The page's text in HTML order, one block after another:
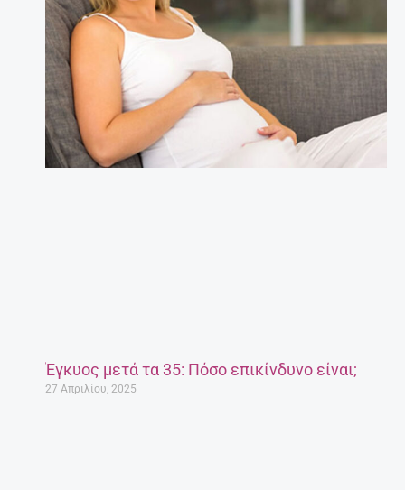
Έγκυος μετά τα 35: Πόσο επικίνδυνο είναι;
27 Απριλίου, 2025